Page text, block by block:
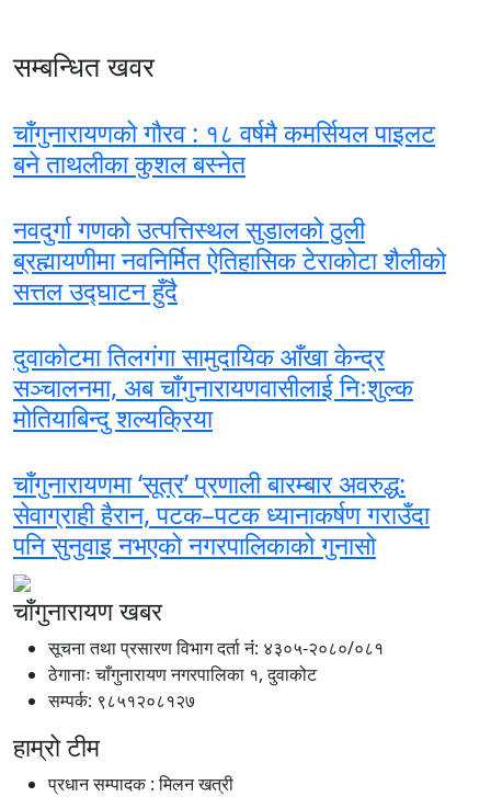
सम्बन्धित खवर
चाँगुनारायणको गौरव : १८ वर्षमै कमर्सियल पाइलट
बने ताथलीका कुशल बस्नेत
नवदुर्गा गणको उत्पत्तिस्थल सुडालको ठुली
ब्रह्मायणीमा नवनिर्मित ऐतिहासिक टेराकोटा शैलीको
सत्तल उद्घाटन हुँदै
दुवाकोटमा तिलगंगा सामुदायिक आँखा केन्द्र
सञ्चालनमा, अब चाँगुनारायणवासीलाई निःशुल्क
मोतियाबिन्दु शल्यक्रिया
चाँगुनारायणमा ‘सूत्र’ प्रणाली बारम्बार अवरुद्ध:
सेवाग्राही हैरान, पटक–पटक ध्यानाकर्षण गराउँदा
पनि सुनुवाइ नभएको नगरपालिकाको गुनासो
चाँगुनारायण खबर
सूचना तथा प्रसारण विभाग दर्ता नंं: ४३०५-२०८०/०८१
ठेगानाः चाँगुनारायण नगरपालिका १, दुवाकोट
सम्पर्क: ९८५१२०८१२७
हाम्रो टीम
प्रधान सम्पादक : मिलन खत्री